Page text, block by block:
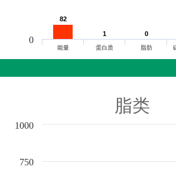
82
82
1
1 0
0
能量 蛋白质 脂肪
0
脂类
750
1000